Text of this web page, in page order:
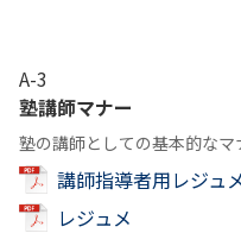
A-3
塾講師マナー
塾の講師としての基本的なマ
講師指導者用レジュ
レジュメ